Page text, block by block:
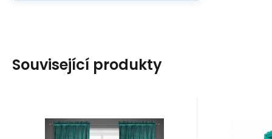
Související produkty
Eurofirany
Kód:MELANIE-373427
EAN:8595721050530
Skladem 4 ks WAS